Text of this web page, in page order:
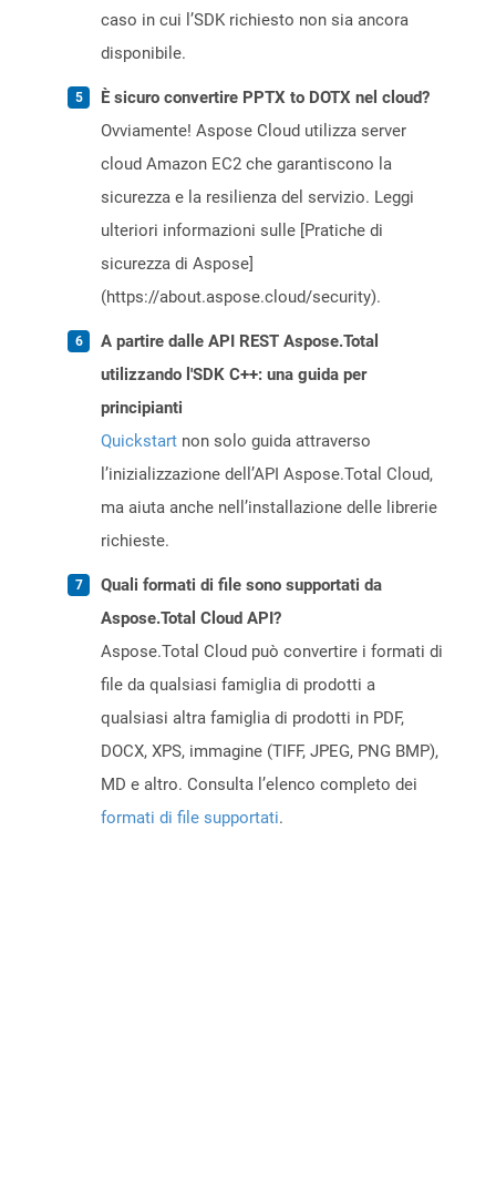
caso in cui l’SDK richiesto non sia ancora
disponibile.
È sicuro convertire PPTX to DOTX nel cloud?
Ovviamente! Aspose Cloud utilizza server
cloud Amazon EC2 che garantiscono la
sicurezza e la resilienza del servizio. Leggi
ulteriori informazioni sulle [Pratiche di
sicurezza di Aspose]
(https://about.aspose.cloud/security).
A partire dalle API REST Aspose.Total
utilizzando l'SDK C++: una guida per
principianti
Quickstart non solo guida attraverso
l’inizializzazione dell’API Aspose.Total Cloud,
ma aiuta anche nell’installazione delle librerie
richieste.
Quali formati di file sono supportati da
Aspose.Total Cloud API?
Aspose.Total Cloud può convertire i formati di
file da qualsiasi famiglia di prodotti a
qualsiasi altra famiglia di prodotti in PDF,
DOCX, XPS, immagine (TIFF, JPEG, PNG BMP),
MD e altro. Consulta l’elenco completo dei
formati di file supportati.